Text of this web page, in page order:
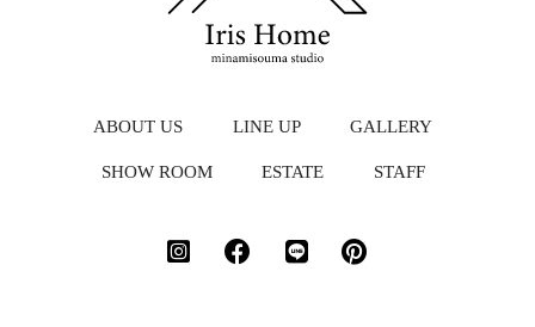
ABOUT US LINE UP GALLERY
SHOW ROOM ESTATE STAFF